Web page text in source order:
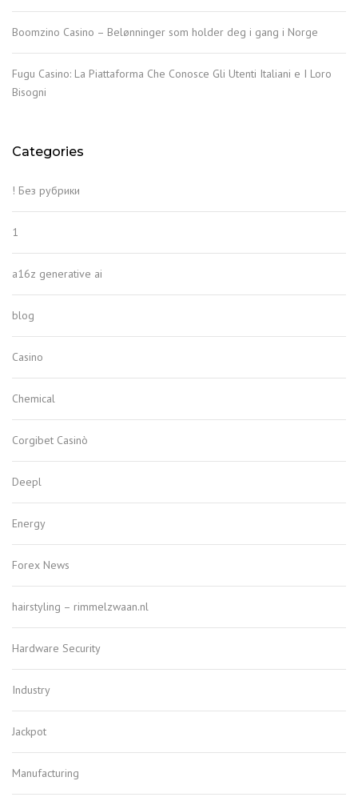
Boomzino Casino – Belønninger som holder deg i gang i Norge
Fugu Casino: La Piattaforma Che Conosce Gli Utenti Italiani e I Loro
Bisogni
Categories
! Без рубрики
1
a16z generative ai
blog
Casino
Chemical
Corgibet Casinò
Deepl
Energy
Forex News
hairstyling – rimmelzwaan.nl
Hardware Security
Industry
Jackpot
Manufacturing